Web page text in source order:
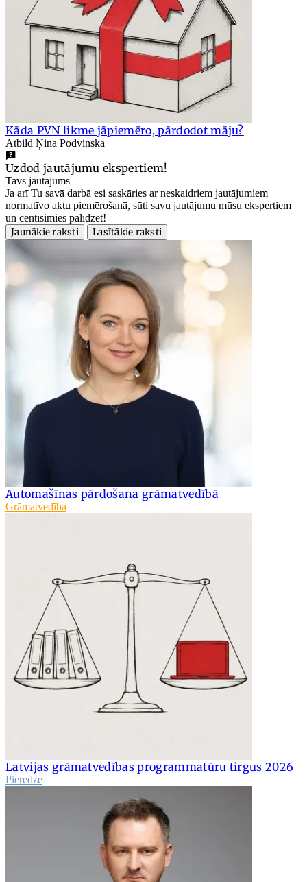
Kāda PVN likme jāpiemēro, pārdodot māju?
Atbild Ņina Podvinska
Uzdod jautājumu ekspertiem!
Tavs jautājums
Ja arī Tu savā darbā esi saskāries ar neskaidriem jautājumiem
normatīvo aktu piemērošanā, sūti savu jautājumu mūsu ekspertiem
un centīsimies palīdzēt!
Jaunākie raksti
Lasītākie raksti
Automašīnas pārdošana grāmatvedībā
Grāmatvedība
Latvijas grāmatvedības programmatūru tirgus 2026
Pieredze